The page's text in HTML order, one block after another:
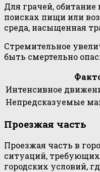
Для грачей,
поисках пищи или
среда, насыщенная
Стремительное
быть смертельно
Интенсивное
Непредсказуемые
Проезжая часть
Проезжая часть в
ситуаций,
городских условий,